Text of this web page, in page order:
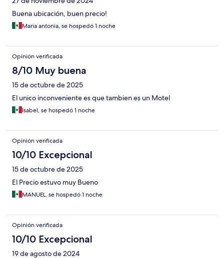
Buena ubicación, buen precio!
Maria antonia, se hospedó 1 noche
Opinión verificada
8/10 Muy buena
15 de octubre de 2025
El unico inconveniente es que tambien es un Motel
Isabel, se hospedó 1 noche
Opinión verificada
10/10 Excepcional
15 de octubre de 2025
El Precio estuvo muy Bueno
MANUEL, se hospedó 1 noche
Opinión verificada
10/10 Excepcional
19 de agosto de 2024